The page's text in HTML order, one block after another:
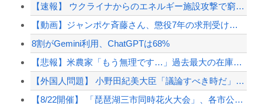
【速報】 ウクライナからのエネルギー施設攻撃で窮地のロシアを韓国が助けていたこと...
【動画】ジャンポケ斉藤さん、懲役7年の求刑受けたあとのTikTokライブ配信がヤ...
8割がGemini利用、ChatGPTは68%
【悲報】米農家「もう無理です…」過去最大の在庫を抱える状態で新米収穫。新米価格も...
【外国人問題】 小野田紀美大臣「議論すべき時だ」→SNS「まだ議論もしてなかった...
【8/22開催】 「琵琶湖三市同時花火大会」、各市公式「そんな花火大会は存在しな...